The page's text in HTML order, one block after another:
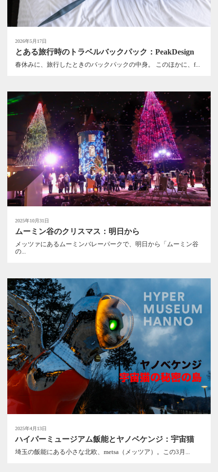
2026年5月17日
とある旅行時のトラベルバックパック：PeakDesign
春休みに、旅行したときのバックパックの中身。 このほかに、f...
2025年10月31日
ムーミン谷のクリスマス：明日から
メッツァにあるムーミンバレーパークで、明日から「ムーミン谷
の...
2025年4月13日
ハイパーミュージアム飯能とヤノベケンジ：宇宙猫
埼玉の飯能にある小さな北欧、metsa（メッツア）。この3月...